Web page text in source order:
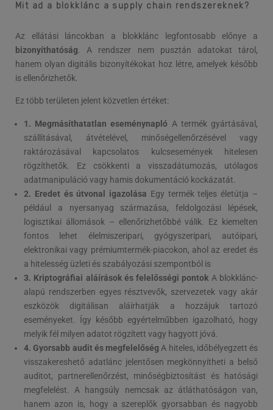
Mit ad a blokklánc a supply chain rendszereknek?
Az ellátási láncokban a blokklánc legfontosabb előnye a
bizonyíthatóság. A rendszer nem pusztán adatokat tárol,
hanem olyan digitális bizonyítékokat hoz létre, amelyek később
is ellenőrizhetők.
Ez több területen jelent közvetlen értéket:
1. Megmásíthatatlan eseménynapló A termék gyártásával,
szállításával, átvételével, minőségellenőrzésével vagy
raktározásával kapcsolatos kulcsesemények hitelesen
rögzíthetők. Ez csökkenti a visszadátumozás, utólagos
adatmanipuláció vagy hamis dokumentáció kockázatát.
2. Eredet és útvonal igazolása Egy termék teljes életútja –
például a nyersanyag származása, feldolgozási lépések,
logisztikai állomások – ellenőrizhetőbbé válik. Ez kiemelten
fontos lehet élelmiszeripari, gyógyszeripari, autóipari,
elektronikai vagy prémiumtermék-piacokon, ahol az eredet és
a hitelesség üzleti és szabályozási szempontból is
3. Kriptográfiai aláírások és felelősségi pontok A blokklánc-
alapú rendszerben egyes résztvevők, szervezetek vagy akár
eszközök digitálisan aláírhatják a hozzájuk tartozó
eseményeket. Így később egyértelműbben igazolható, hogy
melyik fél milyen adatot rögzített vagy hagyott jóvá.
4. Gyorsabb audit és megfelelőség A hiteles, időbélyegzett és
visszakereshető adatlánc jelentősen megkönnyítheti a belső
auditot, partnerellenőrzést, minőségbiztosítást és hatósági
megfelelést. A hangsúly nemcsak az átláthatóságon van,
hanem azon is, hogy a szereplők gyorsabban és nagyobb